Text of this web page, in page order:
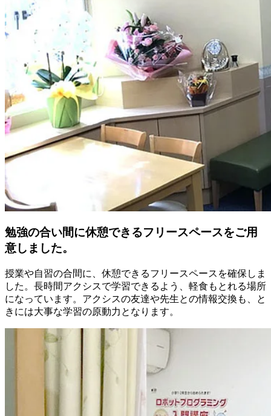
勉強の合い間に休憩できるフリースペースをご用
意しました。
授業や自習の合間に、休憩できるフリースペースを確保しま
した。長時間アクシスで学習できるよう、軽食もとれる場所
になっています。アクシスの友達や先生との情報交換も、と
きには大事な学習の原動力となります。